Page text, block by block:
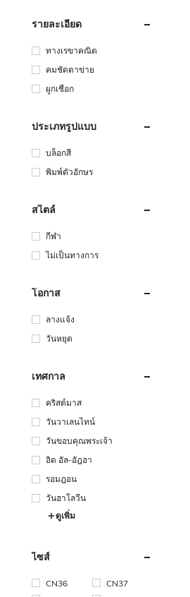
รายละเอียด
ทางเรขาคณิต
คมชัดตาข่าย
ผูกเชือก
ประเภทรูปแบบ
บล็อกสี
พิมพ์ตัวอักษร
สไตล์
กีฬา
ไม่เป็นทางการ
โอกาส
ลางแจ้ง
วันหยุด
เทศกาล
คริสต์มาส
วันวาเลนไทน์
วันขอบคุณพระเจ้า
อิด อัล-อัฎฮา
รอมฎอน
วันฮาโลวีน
ดูเพิ่ม
ไซส์
CN36
CN37